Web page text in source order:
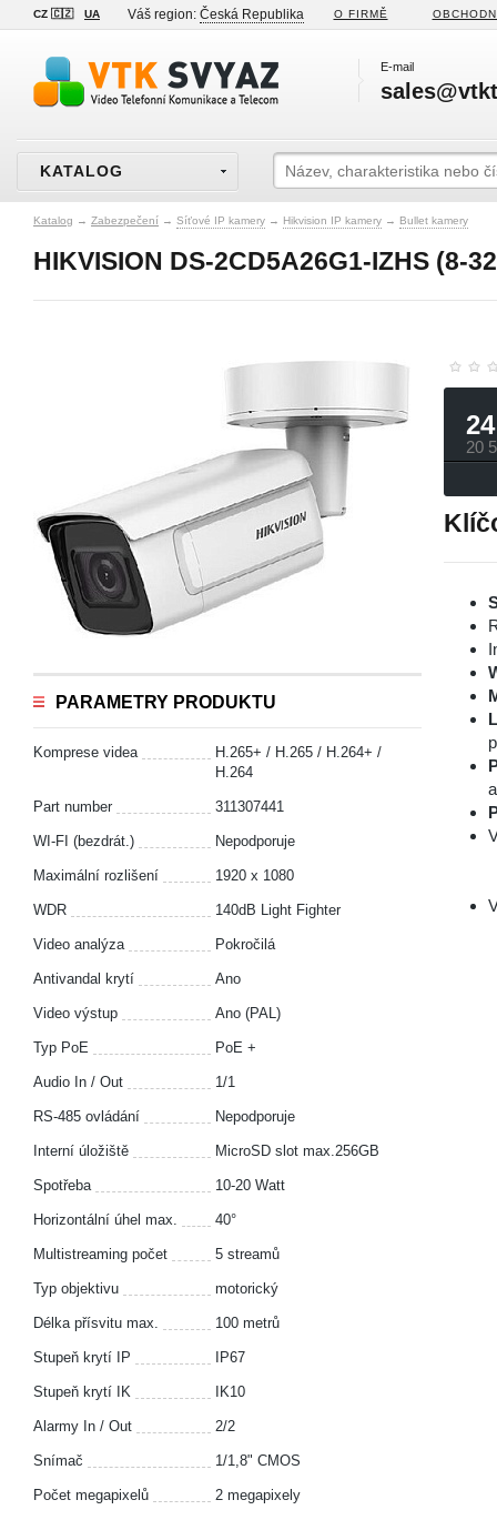
CZ 🇨🇿 UA Váš region: Česká Republika O FIRMĚ
E-mail
KATALOG
Katalog → Zabezpečení → Síťové IP kamery → Hikvision IP kamery → Bullet kamery
HIKVISION DS-2CD5A26G1-IZHS (8-
PARAMETRY PRODUKTU
Komprese videa
H.265+ / H.265 / H.264+ /
H.264
Part number 311307441
WI-FI (bezdrát.) Nepodporuje
Maximální rozlišení 1920 x 1080
WDR 140dB Light Fighter
Video analýza Pokročilá
Antivandal krytí Ano
Video výstup Ano (PAL)
Typ PoE PoE +
Audio In / Out 1/1
RS-485 ovládání Nepodporuje
Interní úložiště MicroSD slot max.256GB
Spotřeba 10-20 Watt
Horizontální úhel max. 40°
Multistreaming počet 5 streamů
Typ objektivu motorický
Délka přísvitu max. 100 metrů
Stupeň krytí IP IP67
Stupeň krytí IK IK10
Alarmy In / Out 2/2
Snímač 1/1,8" CMOS
Počet megapixelů 2 megapixely
20